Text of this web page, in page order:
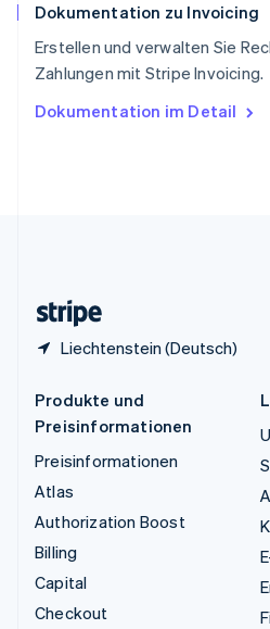
Dokumentation zu Invoicing
Erstellen und verwalten Sie
Zahlungen mit Stripe Invoicing.
Dokumentation im Detail
Liechtenstein (Deutsch)
Thailand
Tschechische Republik
English
English
Produkte und
Preisinformationen
Preisinformationen
Atlas
Authorization Boost
Billing
Capital
Checkout